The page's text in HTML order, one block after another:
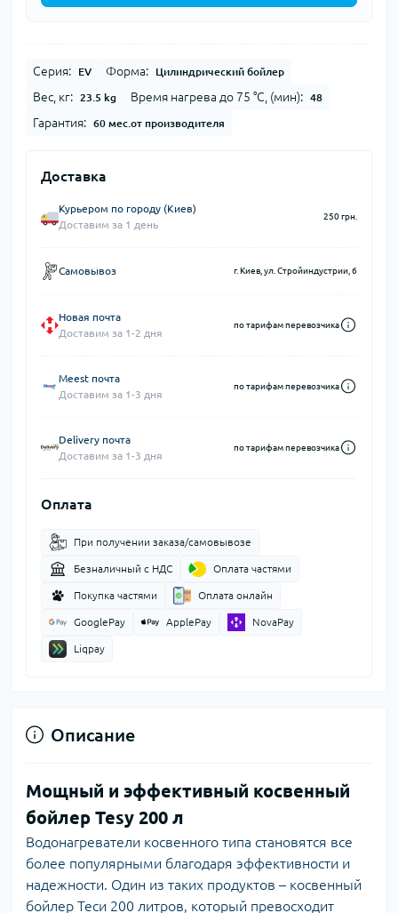
Серия: EV Форма: Цилиндрический бойлер
Вес, кг: 23.5 kg Время нагрева до 75 °С, (мин): 48
Гарантия: 60 мес.от производителя
Доставка
Курьером по городу (Киев)
Доставим за 1 день
250 грн.
Самовывоз г. Киев, ул. Стройиндустрии, 6
Новая почта
Доставим за 1-2 дня
по тарифам перевозчика
Meest почта
Доставим за 1-3 дня
по тарифам перевозчика
Delivery почта
Доставим за 1-3 дня
по тарифам перевозчика
Оплата
При получении заказа/самовывозе
Безналичный с НДС Оплата частями
Покупка частями Оплата онлайн
GooglePay ApplePay NovaPay
Liqpay
Описание
Мощный и эффективный косвенный
бойлер Tesy 200 л
Водонагреватели косвенного типа становятся все
более популярными благодаря эффективности и
надежности. Один из таких продуктов – косвенный
бойлер Теси 200 литров, который превосходит